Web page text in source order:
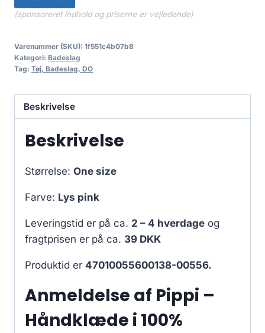
(sponsoreret indhold og priserne er vejledende)
Varenummer (SKU): 1f551c4b07b8
Kategori: Badeslag
Tag: Tøj, Badeslag, DO
Beskrivelse
Beskrivelse
Størrelse: One size
Farve: Lys pink
Leveringstid er på ca. 2 – 4 hverdage og
fragtprisen er på ca. 39 DKK
Produktid er 47010055600138-00556.
Anmeldelse af Pippi –
Håndklæde i 100%